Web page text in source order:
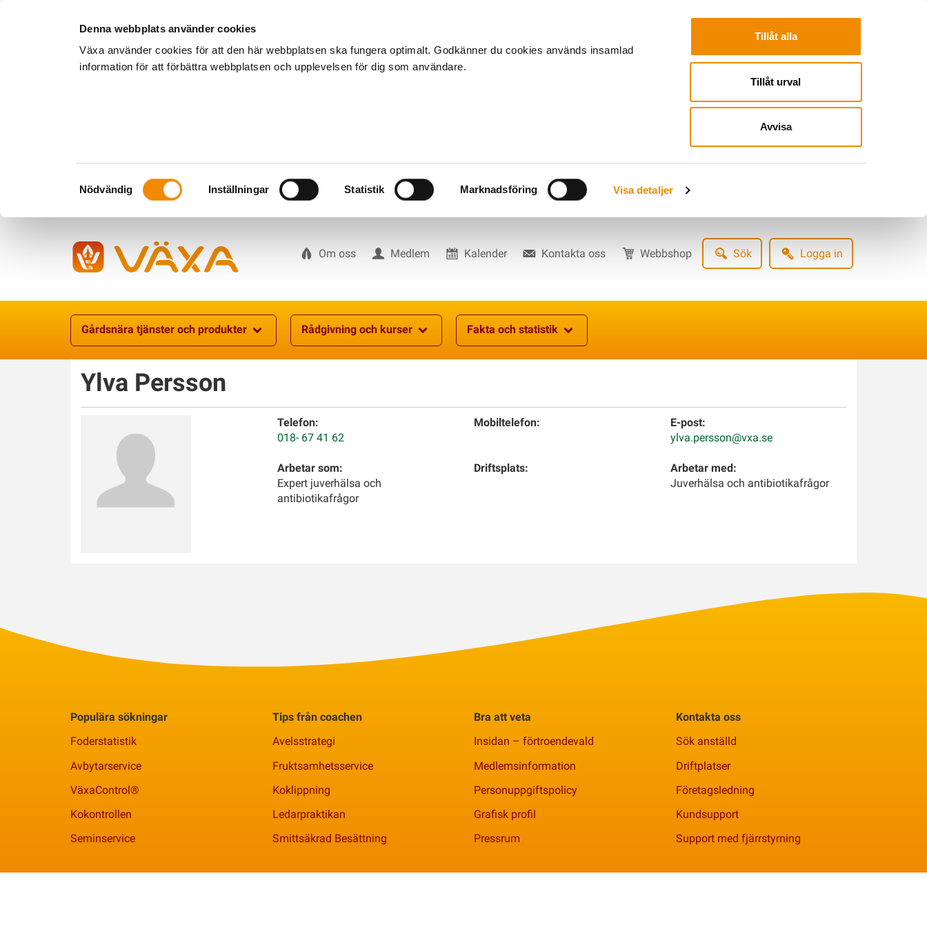
Denna webbplats använder cookies
Växa använder cookies för att den här webbplatsen ska fungera optimalt. Godkänner du cookies används insamlad
information för att förbättra webbplatsen och upplevelsen för dig som användare.
Samtyckesval
Nödvändig Inställningar Statistik Marknadsföring Visa detaljer
Tillåt alla
Tillåt urval
Avvisa
Om oss Medlem Kalender Kontakta oss Webbshop Sök Logga in
Gårdsnära tjänster och produkter
Rådgivning och kurser Fakta och statistik
Ylva Persson
Telefon:
018- 67 41 62
Mobiltelefon:
E-post:
ylva.persson@vxa.se
Arbetar som:
Expert juverhälsa och
antibiotikafrågor
Driftsplats:
Arbetar med:
Juverhälsa och antibiotikafrågor
Populära sökningar
Foderstatistik
Avbytarservice
VäxaControl®
Kokontrollen
Seminservice
Tips från coachen
Avelsstrategi
Fruktsamhetsservice
Koklippning
Ledarpraktikan
Smittsäkrad Besättning
Bra att veta
Insidan – förtroendevald
Medlemsinformation
Personuppgiftspolicy
Grafisk profil
Pressrum
Kontakta oss
Sök anställd
Driftplatser
Företagsledning
Kundsupport
Support med fjärrstyrning